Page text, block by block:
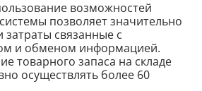
возможностей
позволяет значительно
связанные с
и обменом информацией.
товарного запаса на складе
осуществлять более 60